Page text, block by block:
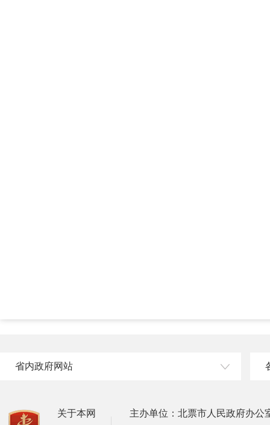
省内政府网站
关于本网
主办单位：北票市人民政府办公